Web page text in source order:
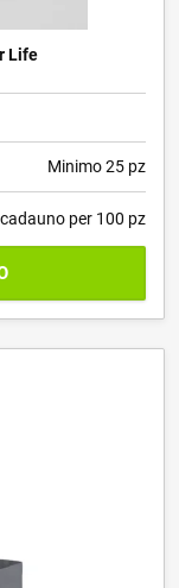
Life
Minimo 25 pz
cadauno per 100 pz